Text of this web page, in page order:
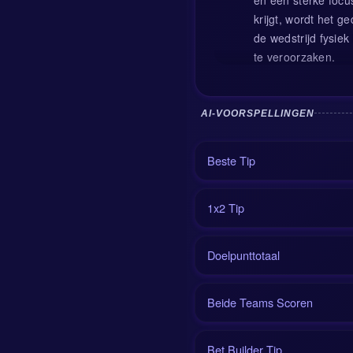
krijgt, wordt het
de wedstrijd
te veroorzaken.
Het scenario is
Zweden zal
Nederlandse
Qua speelstijl en
Nederlanders
directer en
Oranje-shirt.
Wedstrijddatum:
AI-VOORSPELLINGEN
Beste Tip
1x2 Tip
Doelpunttotaal
Beide Teams Scoren
Bet Builder Tip